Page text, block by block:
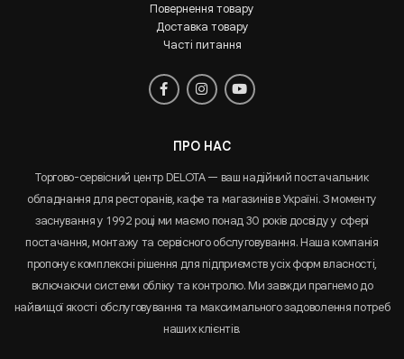
Повернення товару
Доставка товару
Часті питання
ПРО НАС
Торгово-сервісний центр DELOTA — ваш надійний постачальник
обладнання для ресторанів, кафе та магазинів в Україні. З моменту
заснування у 1992 році ми маємо понад 30 років досвіду у сфері
постачання, монтажу та сервісного обслуговування. Наша компанія
пропонує комплексні рішення для підприємств усіх форм власності,
включаючи системи обліку та контролю. Ми завжди прагнемо до
найвищої якості обслуговування та максимального задоволення потреб
наших клієнтів.